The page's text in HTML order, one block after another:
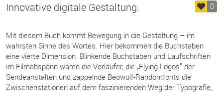
0
Innovative digitale Gestaltung.
Mit diesem Buch kommt Bewegung in die Gestaltung – im
wahrsten Sinne des Wortes. Hier bekommen die Buchstaben
eine vierte Dimension. Blinkende Buchstaben und Laufschriften
im Filmabspann waren die Vorläufer, die „Flying Logos” der
Sendeanstalten und zappelnde Beowulf-Randomfonts die
Zwischenstationen auf dem faszinierenden Weg der Typografie,